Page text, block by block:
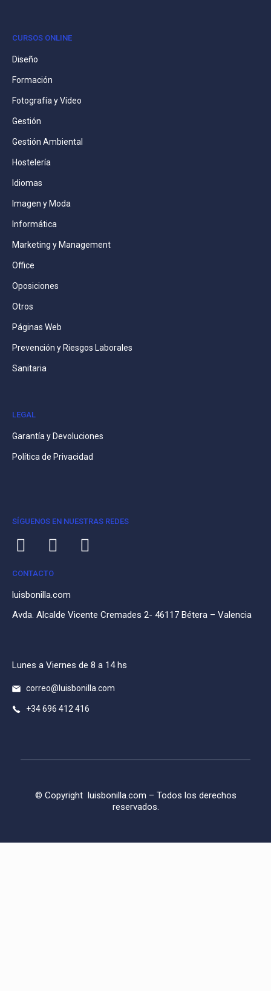
CURSOS ONLINE
Diseño
Formación
Fotografía y Vídeo
Gestión
Gestión Ambiental
Hostelería
Idiomas
Imagen y Moda
Informática
Marketing y Management
Office
Oposiciones
Otros
Páginas Web
Prevención y Riesgos Laborales
Sanitaria
LEGAL
Garantía y Devoluciones
Política de Privacidad
SÍGUENOS EN NUESTRAS REDES
CONTACTO
luisbonilla.com
Avda. Alcalde Vicente Cremades 2- 46117 Bétera – Valencia
Lunes a Viernes de 8 a 14 hs
correo@luisbonilla.com
+34 696 412 416
© Copyright luisbonilla.com – Todos los derechos
reservados.